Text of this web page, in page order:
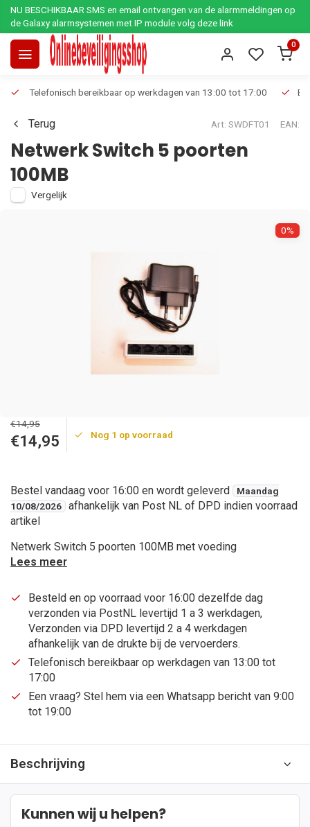
NU BESCHIKBAAR SMS en email ontvangen van de alarmmeldingen op
de Galaxy alarmsystemen met IP module volg deze link
0
Telefonisch bereikbaar op werkdagen van 13:00 tot 17:00
Terug Art: SWDFT01 EAN:
Netwerk Switch 5 poorten
100MB
Vergelijk
0%
€14,95
€14,95 Nog 1 op voorraad
Bestel vandaag voor 16:00 en wordt geleverd
Maandag
10/08/2026
afhankelijk van Post NL of DPD indien voorraad
artikel
Netwerk Switch 5 poorten 100MB met voeding
Lees meer
Besteld en op voorraad voor 16:00 dezelfde dag
verzonden via PostNL levertijd 1 a 3 werkdagen,
Verzonden via DPD levertijd 2 a 4 werkdagen
afhankelijk van de drukte bij de vervoerders.
Telefonisch bereikbaar op werkdagen van 13:00 tot
17:00
Een vraag? Stel hem via een Whatsapp bericht van 9:00
tot 19:00
Beschrijving
Kunnen wij u helpen?